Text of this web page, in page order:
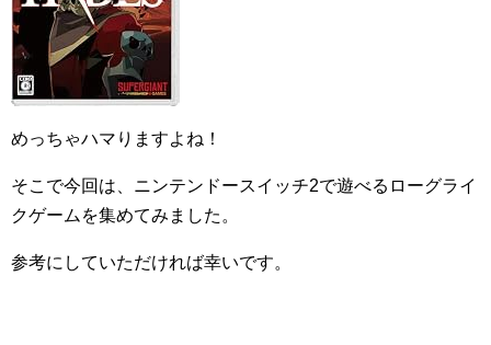
めっちゃハマりますよね！
そこで今回は、ニンテンドースイッチ2で遊べるローグライ
クゲームを集めてみました。
参考にしていただければ幸いです。